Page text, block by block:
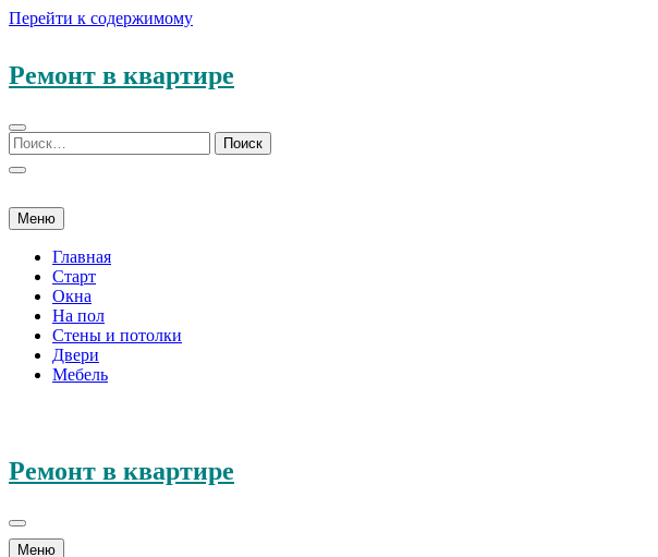
Перейти к содержимому
Ремонт в квартире
Меню
Главная
Старт
Окна
На пол
Стены и потолки
Двери
Мебель
Ремонт в квартире
Меню